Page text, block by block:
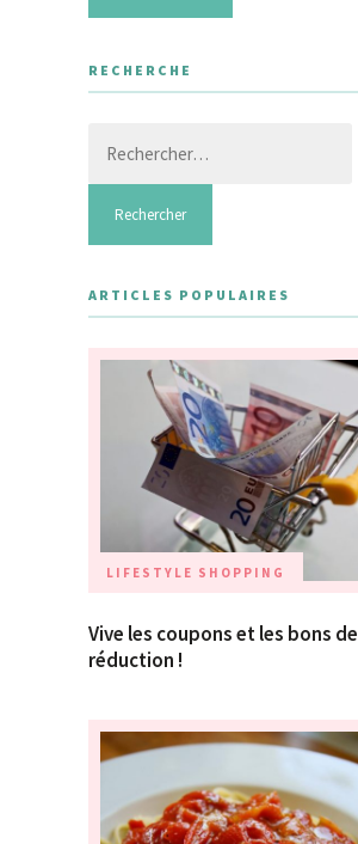
RECHERCHE
ARTICLES POPULAIRES
LIFESTYLE SHOPPING
Vive les coupons et les bons de
réduction !